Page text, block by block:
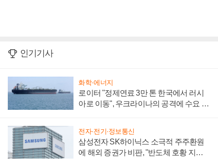
인기기사
화학·에너지
로이터 "정제연료 3만 톤 한국에서 러시
아로 이동", 우크라이나의 공격에 수요 늘
전자·전기·정보통신
삼성전자 SK하이닉스 소극적 주주환원
에 해외 증권가 비판, "반도체 호황 지속